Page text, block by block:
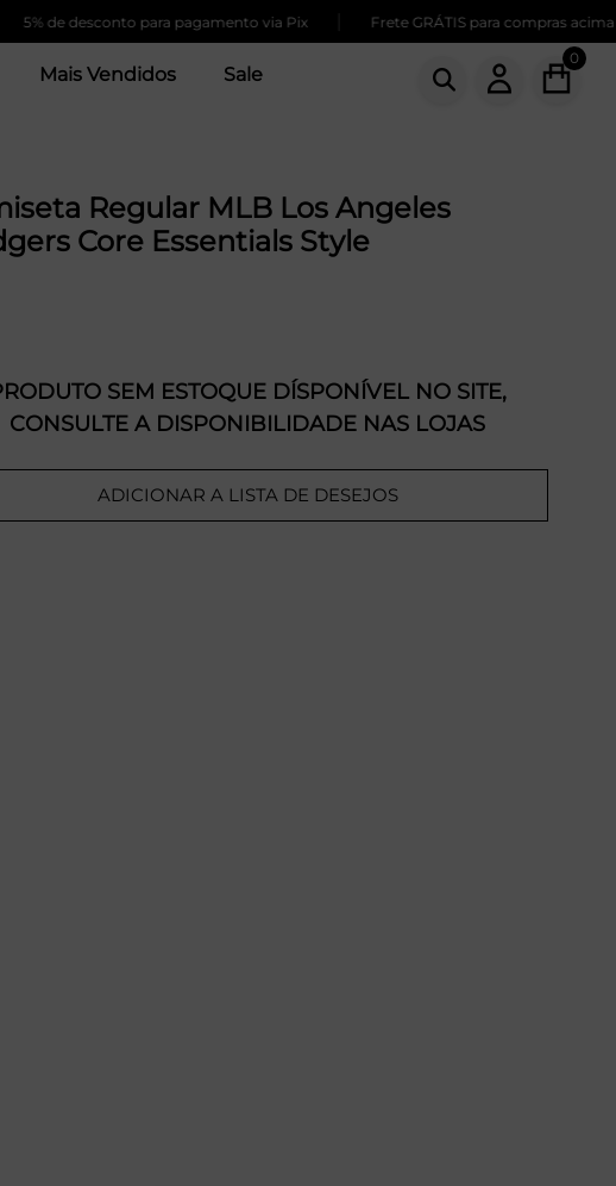
de desconto para pagamento via Pix | Frete GRÁTIS para compras acima de
Mais Vendidos Sale
0
Regular MLB Los Angeles
Core Essentials Style
SEM ESTOQUE DÍSPONÍVEL NO SITE,
CONSULTE A DISPONIBILIDADE NAS LOJAS
ADICIONAR A LISTA DE DESEJOS